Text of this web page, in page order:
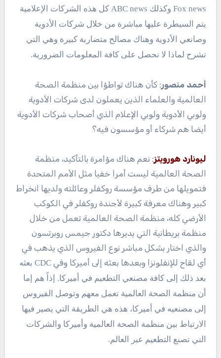
Fox news وكذلك ABC news كل هذه الشركات الإعلامية
يتم السيطرة عليها مباشرة من خلال شركات الأدوية
وصانعي الأدوية وهناك مصالح متضاربة كبيرة وهي التي
تشرح لماذا لا نحصل على كافة المعلومات الضرورية.
أحمد منصور: كأن هناك تواطؤا بين منظمة الصحة
العالمية والعلماء الذين يعملون لدى شركات الأدوية
ولوبي الأدوية ولوبي الإعلام الذي أصحاب شركات الأدوية
أيضا هم شركاء أو مؤسسون فيه؟
ليونارد هورويتز: نعم هناك مؤامرة بالتأكيد، منظمة
الصحة العالمية ليست أمرا خفيا مثل الأمم المتحدة
فتمويلها من طرف مؤسسة روكفلر وعائلته ولديها انخراط
كبير وهناك معرفة كبيرة لأجندة روكفلر في الكوكب
الأرضي كله، منظمة الصحة العالمية تعمل من خلال
منظمة بريطانية التي يديرها دكتور جيمس روبرتسون
والذي اختار بشكل مباشر نوع الفيروس الذي يذهب في
أي لقاح للإنفلونزا وبعدها بعثه إلى أميركا وفي
CDC بعثه
بعد ذلك إلى كافة مصنعي التطعيم في أميركا. إذاً هم إما
أن منظمة الصحة العالمية تعمل معهم وتوصل الفيروس
إلى مصنعيه في أميركا، هذه هي الطريقة التي يصير فيها
الارتباط بين منظمة الصحة العالمية وأميركا والشركات
التي تصنع التطعيم عبر العالم.